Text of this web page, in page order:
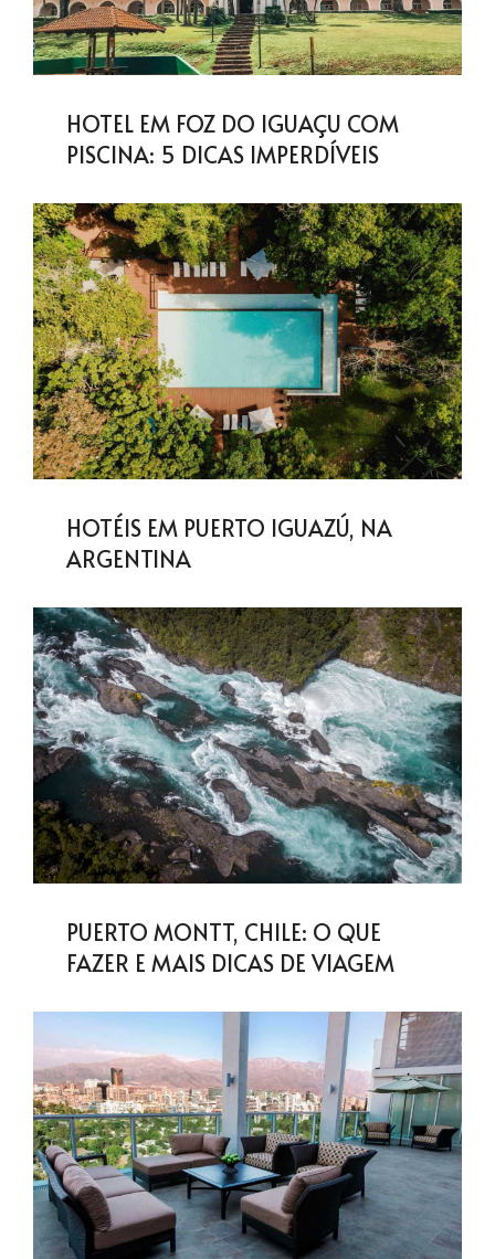
HOTEL EM FOZ DO IGUAÇU COM
PISCINA: 5 DICAS IMPERDÍVEIS
HOTÉIS EM PUERTO IGUAZÚ, NA
ARGENTINA
PUERTO MONTT, CHILE: O QUE
FAZER E MAIS DICAS DE VIAGEM